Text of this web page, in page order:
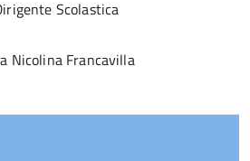
Scolastica
Nicolina Francavilla